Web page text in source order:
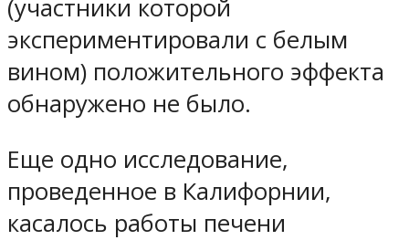
(участники которой
экспериментировали с белым
вином) положительного эффекта
обнаружено не было.
Еще одно исследование,
проведенное в Калифорнии,
касалось работы печени